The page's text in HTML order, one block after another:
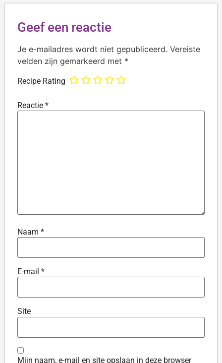
Geef een reactie
Je e-mailadres wordt niet gepubliceerd. Vereiste
velden zijn gemarkeerd met *
Recipe Rating
Reactie *
Naam *
E-mail *
Site
Mijn naam, e-mail en site opslaan in deze browser